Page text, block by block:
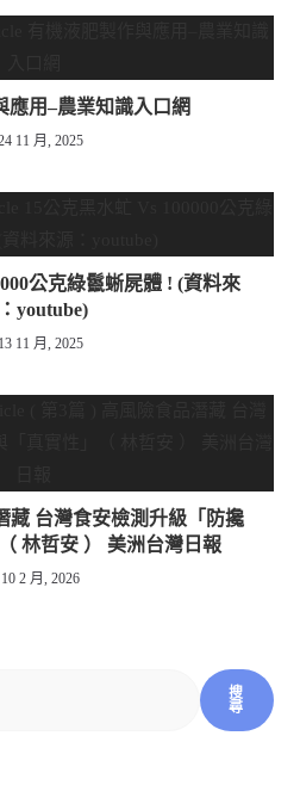
應用–農業知識入口網
11 月, 2025
公克綠鬣蜥屍體 ! (資料來
youtube)
13 11 月, 2025
藏 台灣食安檢測升級「防攙
林哲安 ） 美洲台灣日報
10 2 月, 2026
搜
尋